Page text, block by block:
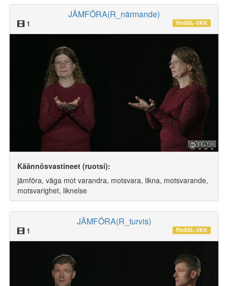
JÄMFÖRA(R_närmande)
1 FinSSL-VKK
Käännösvastineet (ruotsi):
jämföra, väga mot varandra, motsvara, likna, motsvarande,
motsvarighet, liknelse
JÄMFÖRA(R_turvis)
1 FinSSL-VKK